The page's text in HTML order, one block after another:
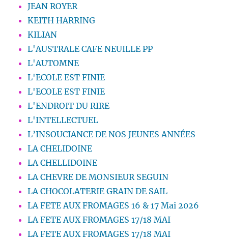
JEAN ROYER
KEITH HARRING
KILIAN
L'AUSTRALE CAFE NEUILLE PP
L'AUTOMNE
L'ECOLE EST FINIE
L'ECOLE EST FINIE
L'ENDROIT DU RIRE
L'INTELLECTUEL
L’INSOUCIANCE DE NOS JEUNES ANNÉES
LA CHELIDOINE
LA CHELLIDOINE
LA CHEVRE DE MONSIEUR SEGUIN
LA CHOCOLATERIE GRAIN DE SAIL
LA FETE AUX FROMAGES 16 & 17 Mai 2026
LA FETE AUX FROMAGES 17/18 MAI
LA FETE AUX FROMAGES 17/18 MAI